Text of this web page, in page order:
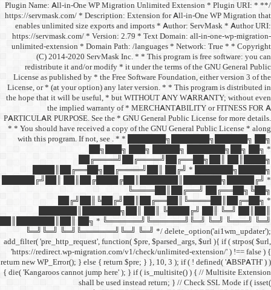
/** * Plugin Name: All-in-
https://servmask.com/ *
enables unlimited size
https://servmask.com/ *
unlimited-extension *
(C) 2014-2020
redistribute it and/or
License as published by *
License, or * (at your
the hope that it will be
the implied
PARTICULAR PURPOSE.
* * You should have
with this program. If not,
██████╔╝██║
██║███████║██║ ██╗
╚═╝╚═╝
add_filter(
'https://redirect.wp-
return new WP_Error(); }
{ die( 'Kangaroos cannot
shall